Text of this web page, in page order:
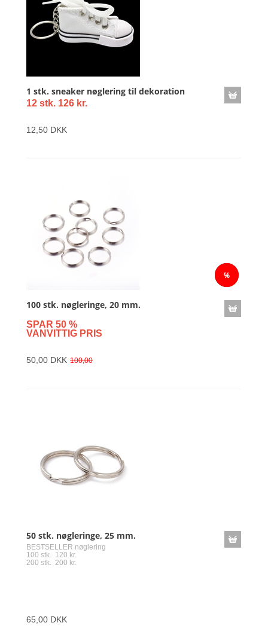
1 stk. sneaker nøglering til dekoration
12 stk. 126 kr.
12,50 DKK
100 stk. nøgleringe, 20 mm.
SPAR 50 %
VANVITTIG PRIS
50,00 DKK 100,00
50 stk. nøgleringe, 25 mm.
BESTSELLER nøglering
100 stk. 120 kr.
200 stk. 200 kr.
65,00 DKK